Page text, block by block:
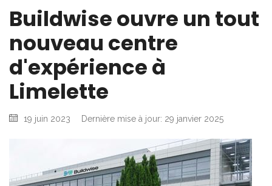
Buildwise ouvre un tout
nouveau centre
d'expérience à
Limelette
19 juin 2023 Dernière mise à jour: 29 janvier 2025